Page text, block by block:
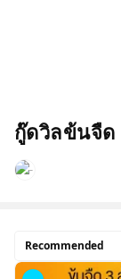
กู๊ดวิลข้นจืด
Recommended